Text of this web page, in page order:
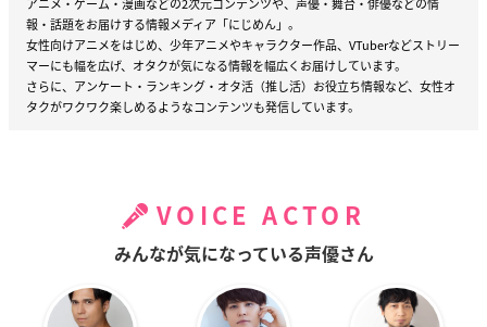
報・話題をお届けする情報メディア「にじめん」。
女性向けアニメをはじめ、少年アニメやキャラクター作品、VTuberなどストリー
マーにも幅を広げ、オタクが気になる情報を幅広くお届けしています。
さらに、アンケート・ランキング・オタ活（推し活）お役立ち情報など、女性オ
タクがワクワク楽しめるようなコンテンツも発信しています。
VOICE ACTOR
みんなが気になっている声優さん